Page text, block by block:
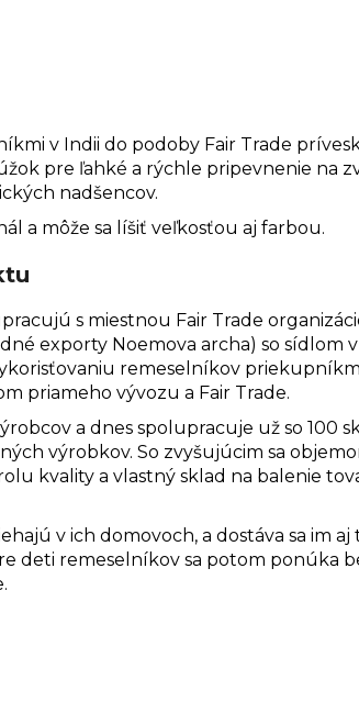
v Indii do podoby Fair Trade
pre ľahké a rýchle pripevnenie na
nadšencov.
a môže sa líšiť veľkosťou aj farbou.
s miestnou Fair Trade
exporty Noemova archa) so sídlom v
remeselníkov
priameho vývozu a Fair Trade.
a dnes spolupracuje už so 100
výrobkov. So zvyšujúcim sa
kvality a vlastný sklad na balenie
v ich domovoch, a dostáva sa im aj
deti remeselníkov sa potom ponúka